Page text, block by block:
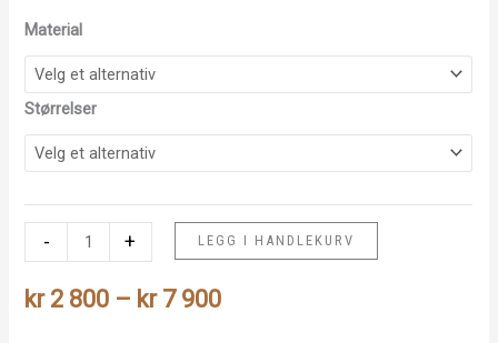
Material
Størrelser
-
Revunge
(sort
bakgrunn)
+ LEGG I HANDLEKURV
kr2 800 – kr7 900Prisområde: